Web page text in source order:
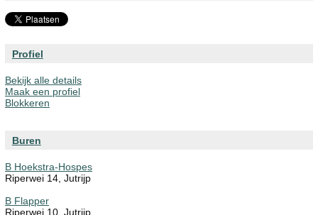
Profiel
Bekijk alle details
Maak een profiel
Blokkeren
Buren
B Hoekstra-Hospes
Riperwei 14, Jutrijp
B Flapper
Riperwei 10, Jutrijp